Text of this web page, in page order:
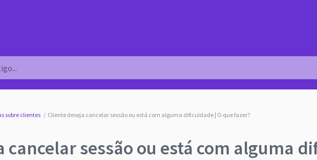
sobre clientes Cliente deseja cancelar sessão ou está com alguma dificuldade | O que fazer?
cancelar sessão ou está com alguma